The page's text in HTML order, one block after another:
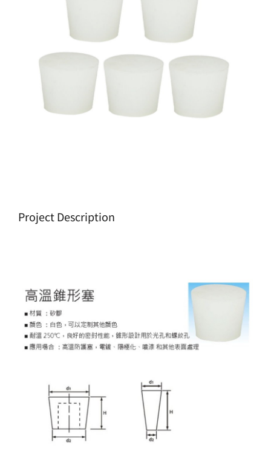
生產製造
選購指南
公司介紹
Project Description